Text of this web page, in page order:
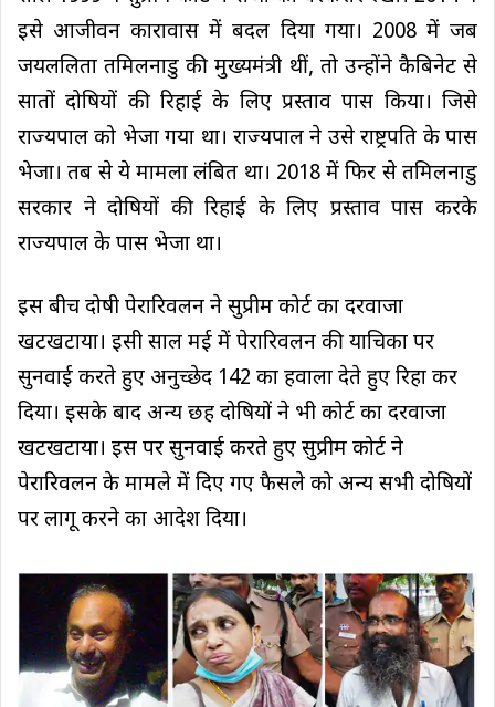
इसे आजीवन कारावास में बदल दिया गया। 2008 में जब
जयललिता तमिलनाडु की मुख्यमंत्री थीं, तो उन्होंने कैबिनेट से
सातों दोषियों की रिहाई के लिए प्रस्ताव पास किया। जिसे
राज्यपाल को भेजा गया था। राज्यपाल ने उसे राष्ट्रपति के पास
भेजा। तब से ये मामला लंबित था। 2018 में फिर से तमिलनाडु
सरकार ने दोषियों की रिहाई के लिए प्रस्ताव पास करके
राज्यपाल के पास भेजा था।
इस बीच दोषी पेरारिवलन ने सुप्रीम कोर्ट का दरवाजा
खटखटाया। इसी साल मई में पेरारिवलन की याचिका पर
सुनवाई करते हुए अनुच्छेद 142 का हवाला देते हुए रिहा कर
दिया। इसके बाद अन्य छह दोषियों ने भी कोर्ट का दरवाजा
खटखटाया। इस पर सुनवाई करते हुए सुप्रीम कोर्ट ने
पेरारिवलन के मामले में दिए गए फैसले को अन्य सभी दोषियों
पर लागू करने का आदेश दिया।